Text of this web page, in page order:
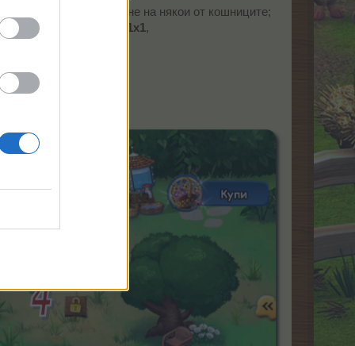
при закупуване на някои от кошниците;
с
37 полета 1х1,